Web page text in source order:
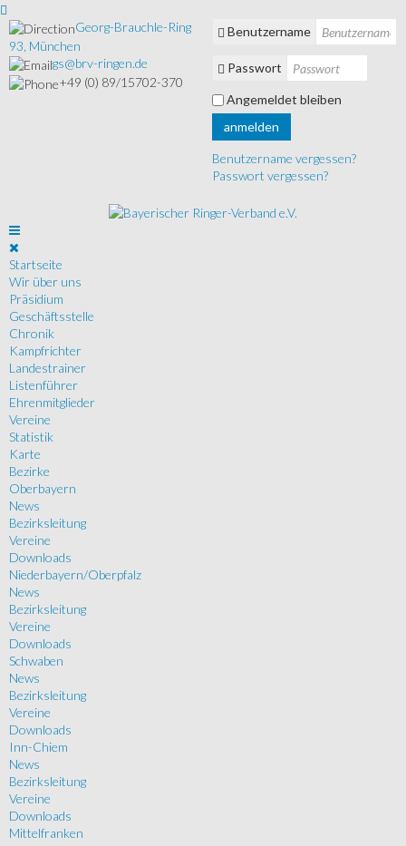
Georg-Brauchle-Ring
93, München
gs@brv-ringen.de
+49 (0) 89/15702-370
Benutzername
Passwort
Angemeldet bleiben
anmelden
Benutzername vergessen?
Passwort vergessen?
Startseite
Wir über uns
Präsidium
Geschäftsstelle
Chronik
Kampfrichter
Landestrainer
Listenführer
Ehrenmitglieder
Vereine
Statistik
Karte
Bezirke
Oberbayern
News
Bezirksleitung
Vereine
Downloads
Niederbayern/Oberpfalz
News
Bezirksleitung
Vereine
Downloads
Schwaben
News
Bezirksleitung
Vereine
Downloads
Inn-Chiem
News
Bezirksleitung
Vereine
Downloads
Mittelfranken